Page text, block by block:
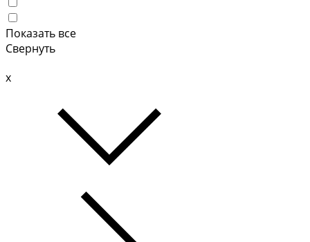
Показать все
Свернуть
x